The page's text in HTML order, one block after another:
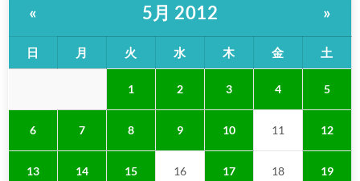
« 5月 2012 »
日 月 火 水 木 金 土
1 2 3 4 5
6 7 8 9 10 11 12
13 14 15 16 17 18 19